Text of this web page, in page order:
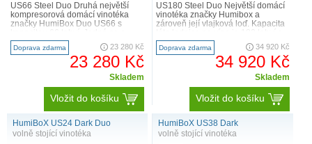
US66 Steel Duo Druhá největší
kompresorová domácí vinotéka
značky HumiBox Duo US66 s
luxusní designovou dvouzónovou ..
Doprava zdarma 23 280 Kč
23 280 Kč
Skladem
Vložit do košíku
US180 Steel Duo Největší domácí
vinotéka značky Humibox a
zároveň její vlajková loď. Kapacita
to vše při spotře..
Doprava zdarma 34 920 Kč
34 920 Kč
Skladem
Vložit do košíku
HumiBoX US24 Dark Duo
volně stojící vinotéka
HumiBoX US38 Dark
volně stojící vinotéka